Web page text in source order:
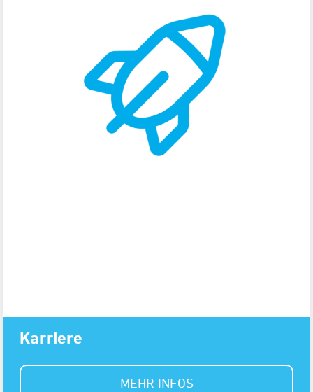
Karriere
MEHR INFOS